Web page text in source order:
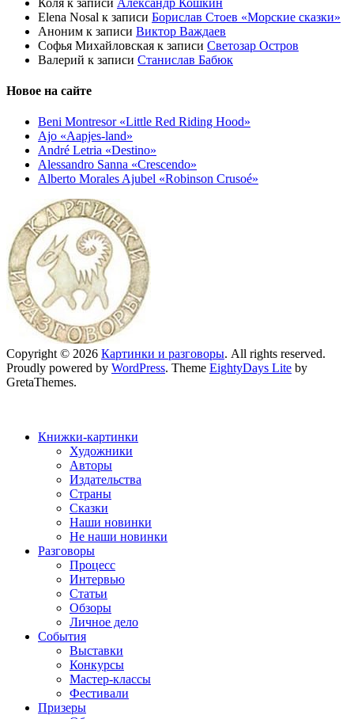
Elena Nosal к записи Борислав Стоев «Морские сказки»
Аноним к записи Виктор Важдаев
Софья Михайловская к записи Светозар Остров
Валерий к записи Станислав Бабюк
Новое на сайте
Beni Montresor «Little Red Riding Hood»
Ajo «Aapjes-land»
André Letria «Destino»
Alessandro Sanna «Crescendo»
Alberto Morales Ajubel «Robinson Crusoé»
Copyright © 2026 Картинки и разговоры. All rights reserved.
Proudly powered by WordPress. Theme EightyDays Lite by
GretaThemes.
Книжки-картинки
Художники
Авторы
Издательства
Страны
Сказки
Наши новинки
Не наши новинки
Разговоры
Процесс
Интервью
Статьи
Обзоры
Личное дело
События
Выставки
Конкурсы
Мастер-классы
Фестивали
Призеры